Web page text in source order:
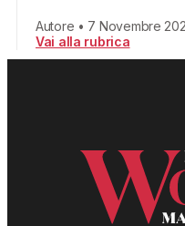
Autore • 7 Novembre
Vai alla rubrica